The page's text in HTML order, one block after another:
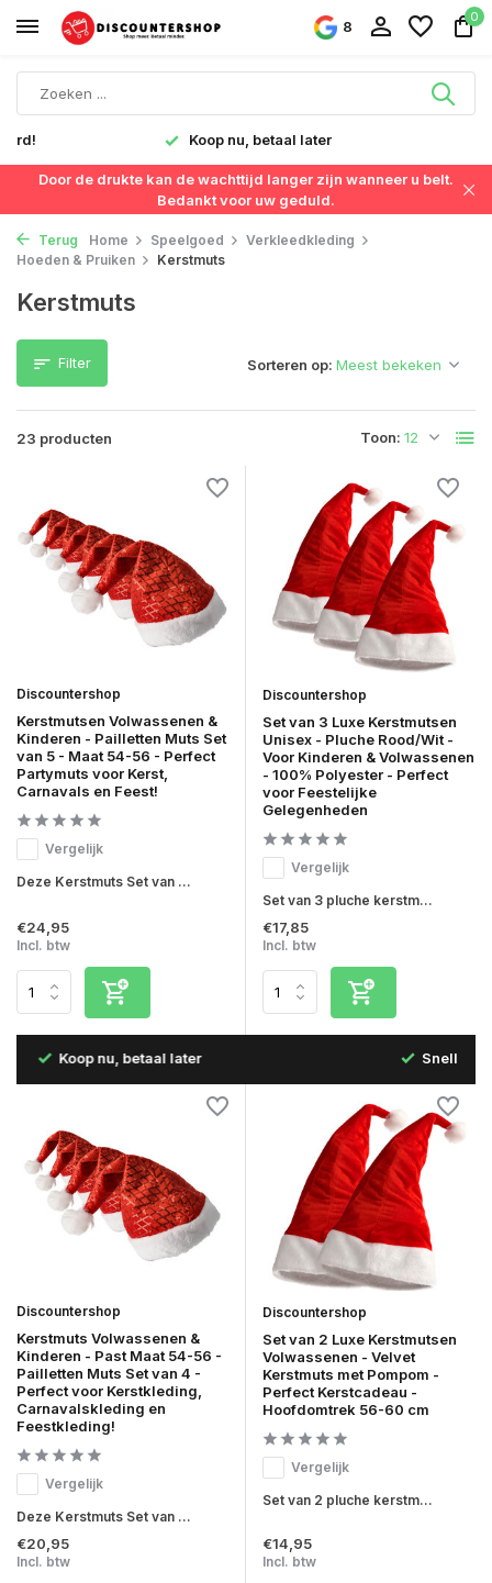
8
0
Snelle levering in Nederland & België
Door de drukte kan de wachttijd langer zijn wanneer u belt.
Bedankt voor uw geduld.
Terug Home Speelgoed
Verkleedkleding
Hoeden & Pruiken
Kerstmuts
Kerstmuts
Filter
23 producten Toon:
Sorteren op:
Discountershop
Kerstmutsen Volwassenen &
Kinderen - Pailletten Muts Set
van 5 - Maat 54-56 - Perfect
Partymuts voor Kerst,
Carnavals en Feest!
Vergelijk
Deze Kerstmuts Set van ...
€24,95
Incl. btw
Discountershop
Set van 3 Luxe Kerstmutsen
Unisex - Pluche Rood/Wit -
Voor Kinderen & Volwassenen
- 100% Polyester - Perfect
voor Feestelijke
Gelegenheden
Vergelijk
Set van 3 pluche kerstm...
€17,85
Incl. btw
Snelle levering in Nederland & België
Discountershop
Kerstmuts Volwassenen &
Kinderen - Past Maat 54-56 -
Pailletten Muts Set van 4 -
Perfect voor Kerstkleding,
Carnavalskleding en
Feestkleding!
Vergelijk
Deze Kerstmuts Set van ...
€20,95
Incl. btw
Discountershop
Set van 2 Luxe Kerstmutsen
Volwassenen - Velvet
Kerstmuts met Pompom -
Perfect Kerstcadeau -
Hoofdomtrek 56-60 cm
Vergelijk
Set van 2 pluche kerstm...
€14,95
Incl. btw